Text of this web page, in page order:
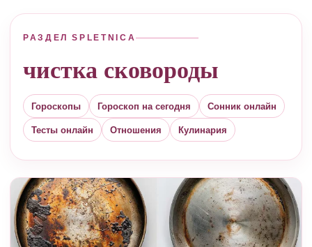
РАЗДЕЛ SPLETNICA
чистка сковороды
Гороскопы Гороскоп на сегодня Сонник онлайн
Тесты онлайн Отношения Кулинария